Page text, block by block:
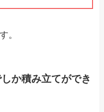
。
か積み立てができ